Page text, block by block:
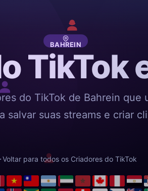
BAHREIN
TikTok
do TikTok de Bahrein que
salvar suas streams e criar
Voltar para todos os Criadores do TikTok